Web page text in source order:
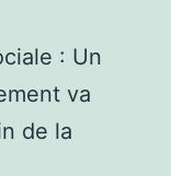
: Un
va
de la